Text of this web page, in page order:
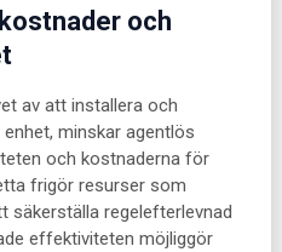
och
av att installera och
minskar agentlös
och kostnaderna för
frigör resurser som
säkerställa regelefterlevnad
effektiviteten möjliggör